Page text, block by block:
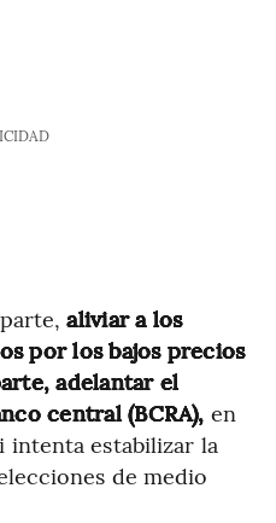
aliviar a los
por los bajos precios
adelantar el
central (BCRA), en
intenta estabilizar la
de medio